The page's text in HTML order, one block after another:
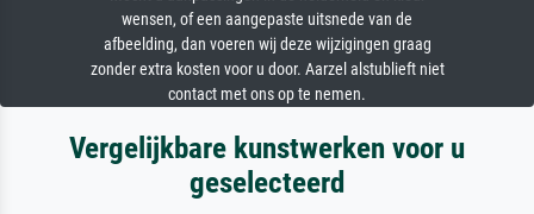
wensen, of een aangepaste uitsnede van de
afbeelding, dan voeren wij deze wijzigingen graag
zonder extra kosten voor u door. Aarzel alstublieft niet
contact met ons op te nemen.
Vergelijkbare kunstwerken voor u
geselecteerd